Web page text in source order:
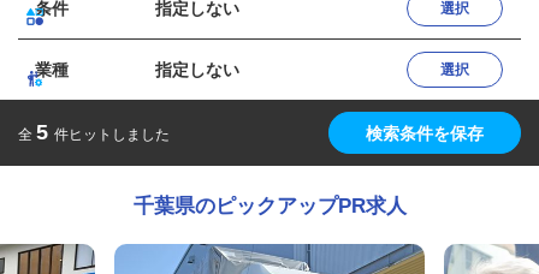
条件 指定しない 選択
業種 指定しない 選択
全 5 件ヒットしました 検索条件を保存
千葉県のピックアップPR求人